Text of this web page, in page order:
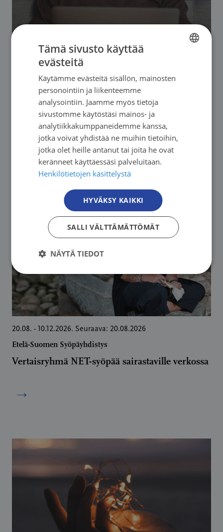
13.08. - 10.12.2026. Seuraava: 13.08.2026
Etelä-Suomen Syöpäyhdistys
Vertaisryhmä pitkäaikaista, parantumatonta
syöpää sairastaville verkossa
20.08. - 10.12.2026. Seuraava: 20.08.2026
Etelä-Suomen Syöpäyhdistys
Vertaisryhmä NET-syöpää sairastaville verkossa
→
FINNISH
Tämä sivusto käyttää
evästeitä
Käytämme evästeitä sisällön, mainosten
personointiin ja liikenteemme
analysointiin. Jaamme myös tietoja
sivustomme käytöstäsi mainos- ja
analytiikkakumppaneidemme kanssa,
jotka voivat yhdistää ne muihin tietoihin,
jotka olet heille antanut tai joita he ovat
keränneet käyttäessäsi palveluitaan.
Henkilötietojen käsittelystä
HYVÄKSY KAIKKI
SALLI VÄLTTÄMÄTTÖMÄT
NÄYTÄ TIEDOT